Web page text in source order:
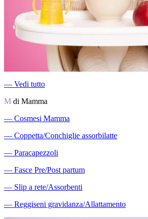
― Vedi tutto
M di Mamma
― Cosmesi Mamma
― Coppetta/Conchiglie assorbilatte
― Paracapezzoli
― Fasce Pre/Post partum
― Slip a rete/Assorbenti
― Reggiseni gravidanza/Allattamento